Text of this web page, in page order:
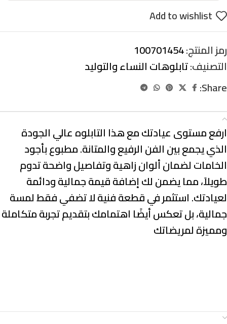
Add to wishlist
رمز المنتج:100701454
التصنيف:تابلوهات النساء والتوليد
Share:
ارفع مستوى عيادتك مع هذا التابلوه عالي الجودة
الذي يجمع بين الفن الرفيع والمتانة. مطبوع بأجود
الخامات لضمان ألوان زاهية وتفاصيل واضحة تدوم
طويلاً، مما يضمن لك إضافة قيمة جمالية ودائمة
لعيادتك. استثمر في قطعة فنية لا تضفي فقط لمسة
جمالية، بل تعكس أيضًا اهتمامك بتقديم تجربة متكاملة
ومميزة لمريضاتك